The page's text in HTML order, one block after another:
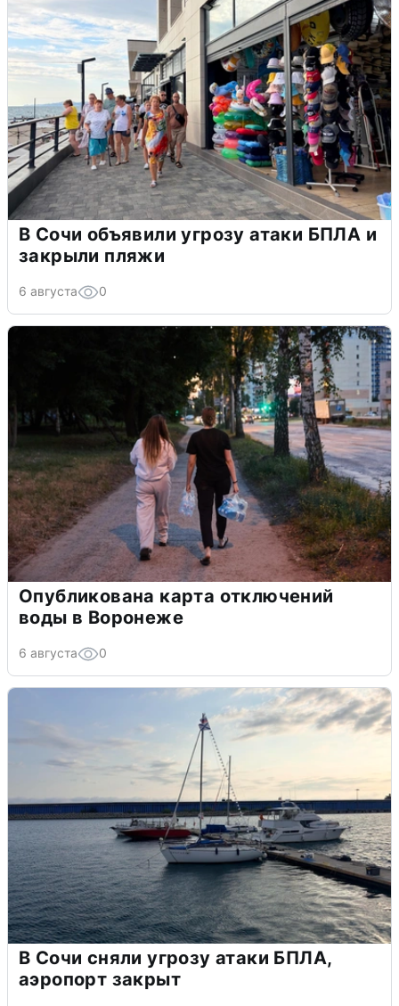
В Сочи объявили угрозу атаки БПЛА и
закрыли пляжи
6 августа 0
Опубликована карта отключений
воды в Воронеже
6 августа 0
В Сочи сняли угрозу атаки БПЛА,
аэропорт закрыт